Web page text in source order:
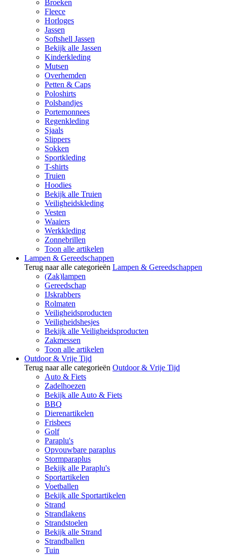
Broeken
Fleece
Horloges
Jassen
Softshell Jassen
Bekijk alle Jassen
Kinderkleding
Mutsen
Overhemden
Petten & Caps
Poloshirts
Polsbandjes
Portemonnees
Regenkleding
Sjaals
Slippers
Sokken
Sportkleding
T-shirts
Truien
Hoodies
Bekijk alle Truien
Veiligheidskleding
Vesten
Waaiers
Werkkleding
Zonnebrillen
Toon alle artikelen
Lampen & Gereedschappen
Terug naar alle categorieën Lampen & Gereedschappen
(Zak)lampen
Gereedschap
IJskrabbers
Rolmaten
Veiligheidsproducten
Veiligheidshesjes
Bekijk alle Veiligheidsproducten
Zakmessen
Toon alle artikelen
Outdoor & Vrije Tijd
Terug naar alle categorieën Outdoor & Vrije Tijd
Auto & Fiets
Zadelhoezen
Bekijk alle Auto & Fiets
BBQ
Dierenartikelen
Frisbees
Golf
Paraplu's
Opvouwbare paraplus
Stormparaplus
Bekijk alle Paraplu's
Sportartikelen
Voetballen
Bekijk alle Sportartikelen
Strand
Strandlakens
Strandstoelen
Bekijk alle Strand
Strandballen
Tuin